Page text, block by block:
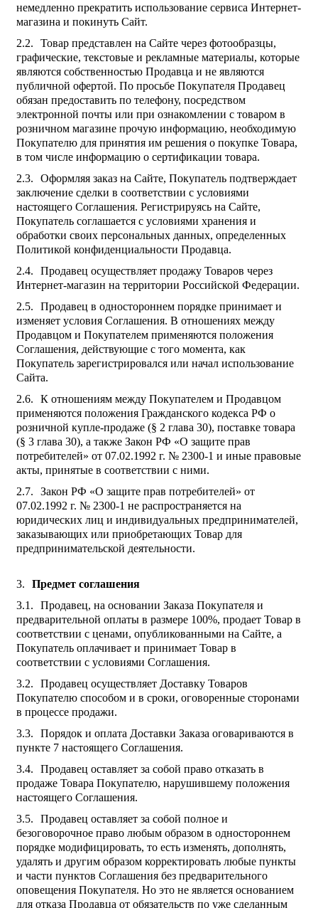
немедленно прекратить использование сервиса Интернет-
магазина и покинуть Сайт.
Товар представлен на Сайте через фотообразцы,
графические, текстовые и рекламные материалы, которые
являются собственностью Продавца и не являются
публичной офертой. По просьбе Покупателя Продавец
обязан предоставить по телефону, посредством
электронной почты или при ознакомлении с товаром в
розничном магазине прочую информацию, необходимую
Покупателю для принятия им решения о покупке Товара,
в том числе информацию о сертификации товара.
Оформляя заказ на Сайте, Покупатель подтверждает
заключение сделки в соответствии с условиями
настоящего Соглашения. Регистрируясь на Сайте,
Покупатель соглашается с условиями хранения и
обработки своих персональных данных, определенных
Политикой конфиденциальности Продавца.
Продавец осуществляет продажу Товаров через
Интернет-магазин на территории Российской Федерации.
Продавец в одностороннем порядке принимает и
изменяет условия Соглашения. В отношениях между
Продавцом и Покупателем применяются положения
Соглашения, действующие с того момента, как
Покупатель зарегистрировался или начал использование
Сайта.
К отношениям между Покупателем и Продавцом
применяются положения Гражданского кодекса РФ о
розничной купле-продаже (§ 2 глава 30), поставке товара
(§ 3 глава 30), а также Закон РФ «О защите прав
потребителей» от 07.02.1992 г. № 2300-1 и иные правовые
акты, принятые в соответствии с ними.
Закон РФ «О защите прав потребителей» от
07.02.1992 г. № 2300-1 не распространяется на
юридических лиц и индивидуальных предпринимателей,
заказывающих или приобретающих Товар для
предпринимательской деятельности.
Предмет соглашения
Продавец, на основании Заказа Покупателя и
предварительной оплаты в размере 100%, продает Товар в
соответствии с ценами, опубликованными на Сайте, а
Покупатель оплачивает и принимает Товар в
соответствии с условиями Соглашения.
Продавец осуществляет Доставку Товаров
Покупателю способом и в сроки, оговоренные сторонами
в процессе продажи.
Порядок и оплата Доставки Заказа оговариваются в
пункте 7 настоящего Соглашения.
Продавец оставляет за собой право отказать в
продаже Товара Покупателю, нарушившему положения
настоящего Соглашения.
Продавец оставляет за собой полное и
безоговорочное право любым образом в одностороннем
порядке модифицировать, то есть изменять, дополнять,
удалять и другим образом корректировать любые пункты
и части пунктов Соглашения без предварительного
оповещения Покупателя. Но это не является основанием
для отказа Продавца от обязательств по уже сделанным